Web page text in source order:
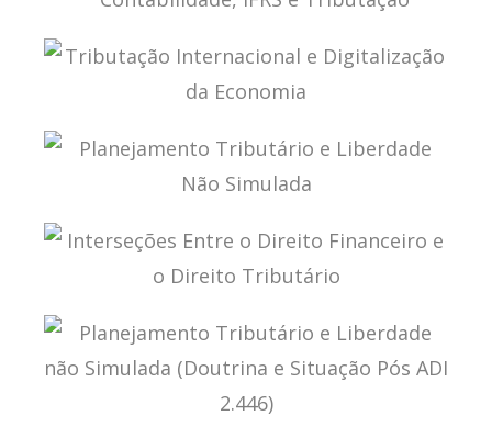
CONTABILIDADE, IFRS E TRIBUTAÇÃO
TRIBUTAÇÃO INTERNACIONAL E DIGITALIZAÇÃO
DA ECONOMIA
PLANEJAMENTO TRIBUTÁRIO E LIBERDADE NÃO
SIMULADA
INTERSEÇÕES ENTRE O DIREITO FINANCEIRO E O
DIREITO TRIBUTÁRIO